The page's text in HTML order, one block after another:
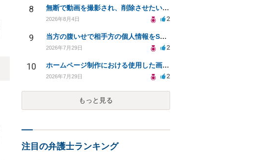
8 無断で動画を撮影され、削除させたいが連絡が返ってこない。
2026年8月4日 2
9 当方の腹いせで相手方の個人情報をSNSで晒してしまい名誉毀損させてしまったかもしれない
2026年7月29日 2
10 ホームページ制作における使用した画像や文章の著作権について
2026年7月29日 2
もっと見る
注目の弁護士ランキング